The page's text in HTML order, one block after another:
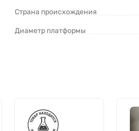
Страна происхождения
Диаметр платформы